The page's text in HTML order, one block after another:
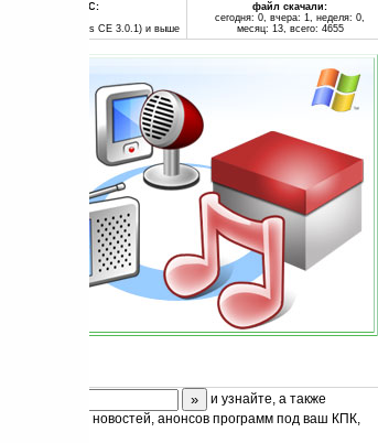
с Pocket PC:
PC 2002 (Windows CE 3.0.1) и выше
файл скачали:
сегодня: 0, вчера: 1, неделя: 0,
месяц: 13, всего: 4655
и узнайте, а также
дайджест новостей, анонсов программ под ваш КПК,